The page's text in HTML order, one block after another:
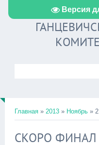
Версия
Главная » 2013 » Ноябрь »
СКОРО